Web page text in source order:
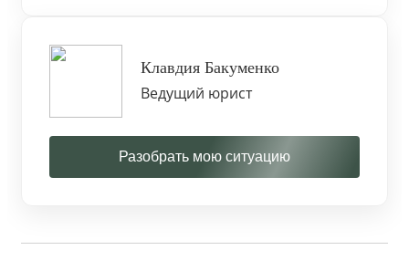
Клавдия Бакуменко
Ведущий юрист
Разобрать мою ситуацию